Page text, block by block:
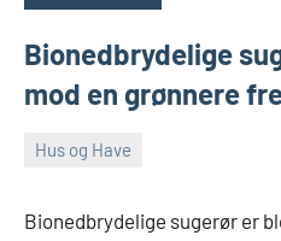
Bionedbrydelige
mod en grønnere
Hus og Have
december
2024
Bionedbrydelige sugerør er